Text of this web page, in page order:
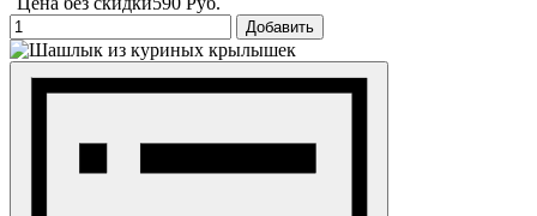
Добавить